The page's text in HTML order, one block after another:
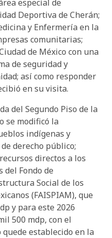
especial de
Deportiva de Cherán;
y Enfermería en la
comunitarias;
de México con una
de seguridad y
así como responder
en su visita.
del Segundo Piso de la
se modificó la
indígenas y
derecho público;
directos a los
Fondo de
Social de los
(FAISPIAM), que
y para este 2026
500 mdp, con el
establecido en la